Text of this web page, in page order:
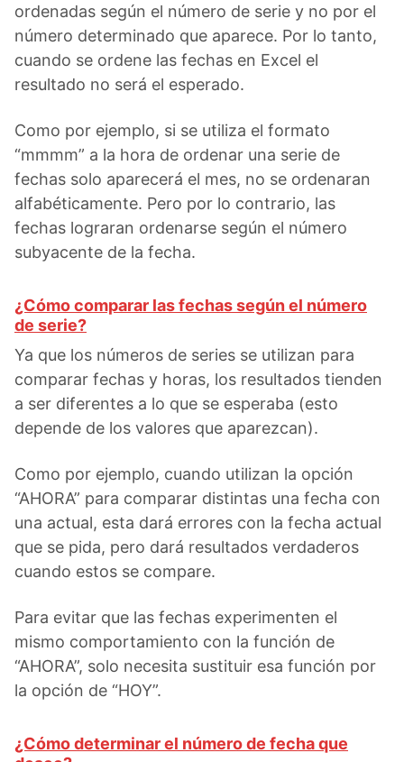
ordenadas según el número de serie y no por el
número determinado que aparece. Por lo tanto,
cuando se ordene las fechas en Excel el
resultado no será el esperado.
Como por ejemplo, si se utiliza el formato
“mmmm” a la hora de ordenar una serie de
fechas solo aparecerá el mes, no se ordenaran
alfabéticamente. Pero por lo contrario, las
fechas lograran ordenarse según el número
subyacente de la fecha.
¿Cómo comparar las fechas según el número
de serie?
Ya que los números de series se utilizan para
comparar fechas y horas, los resultados tienden
a ser diferentes a lo que se esperaba (esto
depende de los valores que aparezcan).
Como por ejemplo, cuando utilizan la opción
“AHORA” para comparar distintas una fecha con
una actual, esta dará errores con la fecha actual
que se pida, pero dará resultados verdaderos
cuando estos se compare.
Para evitar que las fechas experimenten el
mismo comportamiento con la función de
“AHORA”, solo necesita sustituir esa función por
la opción de “HOY”.
¿Cómo determinar el número de fecha que